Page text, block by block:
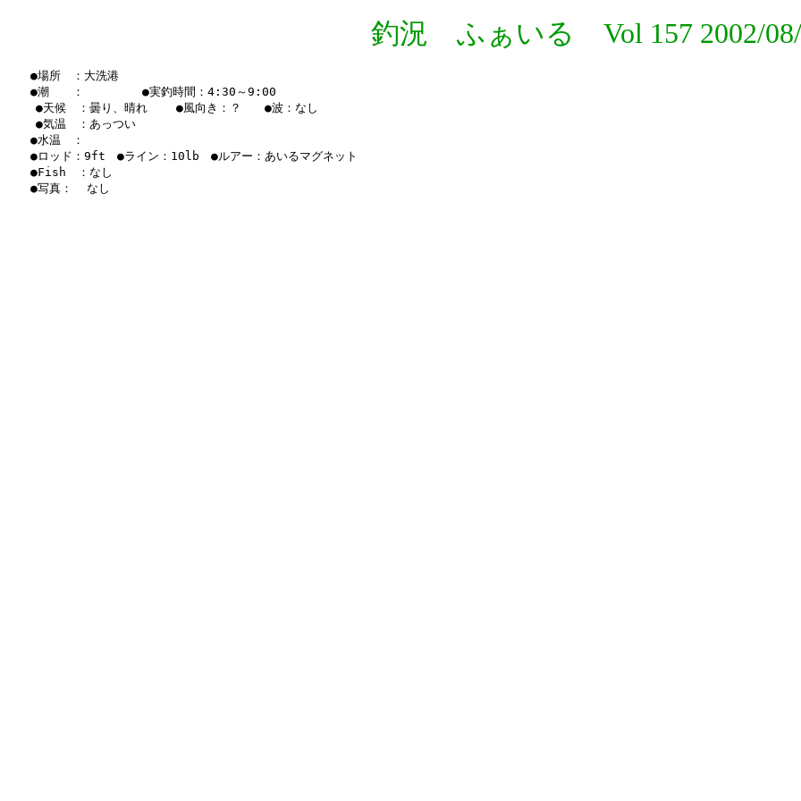
釣況 ふぁいる Vol 157 2002/
●場所　：大洗港
●潮　　：　　　　　●実釣時間：4:30～9:00
    ●天候　：曇り、晴れ    ●風向き：？　　●波：なし
    ●気温　：あっつい
●水温　：
●ロッド：9ft　●ライン：10lb　●ルアー：あいるマグネット
●Fish　：なし
●写真：  なし